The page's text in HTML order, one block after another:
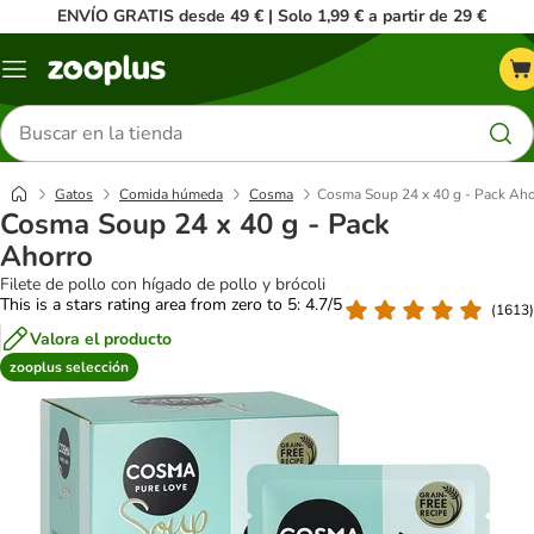
ENVÍO GRATIS desde 49 € | Solo 1,99 € a partir de 29 €
Menú
Buscar
productos
Gatos Comida húmeda Cosma Cosma Soup 24 x 40 g - Pack
Cosma Soup 24 x 40 g - Pack
Ahorro
Filete de pollo con hígado de pollo y brócoli
This is a stars rating area from zero to 5: 4.7/5
(1613)
Valora el producto
zooplus selección